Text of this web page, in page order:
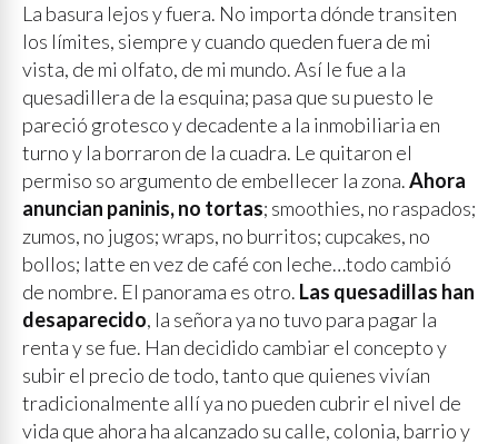
La basura lejos y fuera. No importa dónde transiten
los límites, siempre y cuando queden fuera de mi
vista, de mi olfato, de mi mundo. Así le fue a la
quesadillera de la esquina; pasa que su puesto le
pareció grotesco y decadente a la inmobiliaria en
turno y la borraron de la cuadra. Le quitaron el
permiso so argumento de embellecer la zona.Ahora
anuncian paninis, no tortas; smoothies, no raspados;
zumos, no jugos; wraps, no burritos; cupcakes, no
bollos; latte en vez de café con leche…todo cambió
de nombre. El panorama es otro. Las quesadillas han
desaparecido, la señora ya no tuvo para pagar la
renta y se fue. Han decidido cambiar el concepto y
subir el precio de todo, tanto que quienes vivían
tradicionalmente allí ya no pueden cubrir el nivel de
vida que ahora ha alcanzado su calle, colonia, barrio y